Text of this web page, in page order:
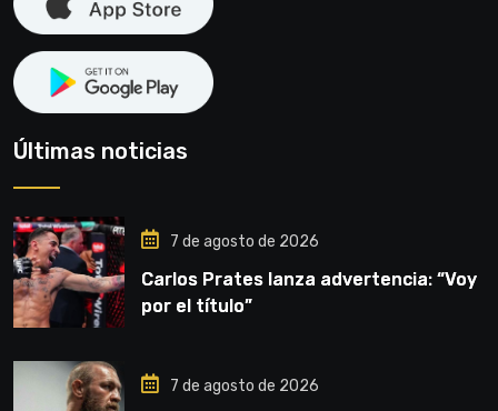
Últimas noticias
7 de agosto de 2026
Carlos Prates lanza advertencia: “Voy
por el título”
7 de agosto de 2026